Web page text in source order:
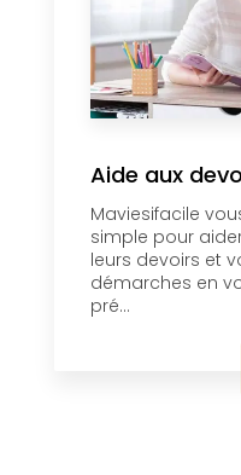
Aide aux
Maviesifacile
simple pour
leurs devoirs et
démarches en
pré...